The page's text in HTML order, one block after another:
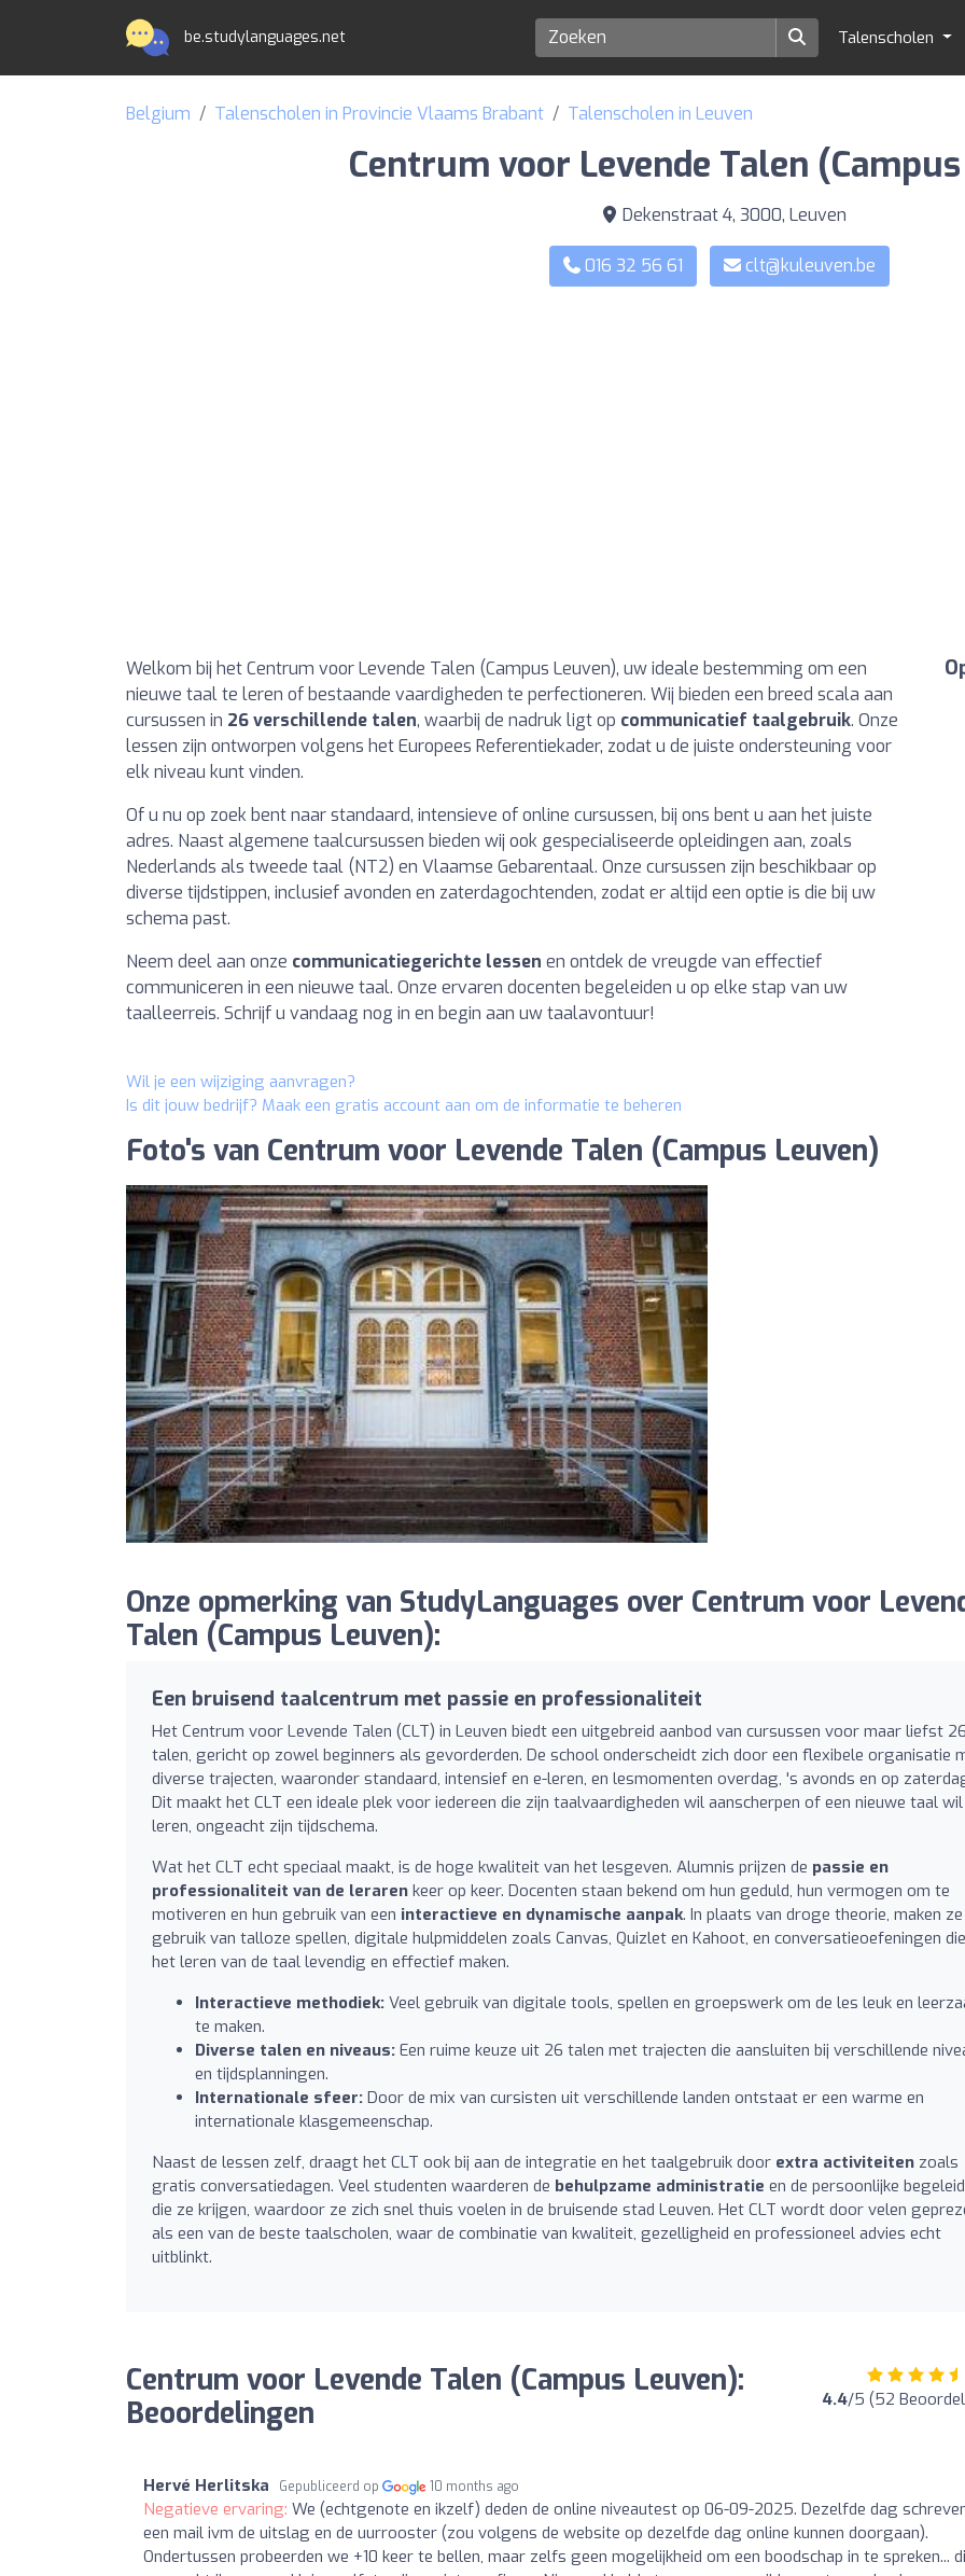
be.studylanguages.net Talenscholen
Belgium Talenscholen in Provincie Vlaams Brabant Talenscholen in Leuven
Centrum voor Levende Talen
Dekenstraat 4, 3000, Leuven
016 32 56 61 clt@kuleuven.be
Welkom bij het Centrum voor Levende Talen (Campus Leuven), uw ideale bestemming om een
nieuwe taal te leren of bestaande vaardigheden te perfectioneren. Wij bieden een breed scala aan
cursussen in 26 verschillende talen, waarbij de nadruk ligt op communicatief taalgebruik. Onze
lessen zijn ontworpen volgens het Europees Referentiekader, zodat u de juiste ondersteuning voor
elk niveau kunt vinden.
Of u nu op zoek bent naar standaard, intensieve of online cursussen, bij ons bent u aan het juiste
adres. Naast algemene taalcursussen bieden wij ook gespecialiseerde opleidingen aan, zoals
Nederlands als tweede taal (NT2) en Vlaamse Gebarentaal. Onze cursussen zijn beschikbaar op
diverse tijdstippen, inclusief avonden en zaterdagochtenden, zodat er altijd een optie is die bij uw
schema past.
Neem deel aan onze communicatiegerichte lessen en ontdek de vreugde van effectief
communiceren in een nieuwe taal. Onze ervaren docenten begeleiden u op elke stap van uw
taalleerreis. Schrijf u vandaag nog in en begin aan uw taalavontuur!
Wil je een wijziging aanvragen?
Is dit jouw bedrijf? Maak een gratis account aan om de informatie te beheren
Foto's van Centrum voor Levende Talen (Campus Leuven)
Onze opmerking van StudyLanguages over Centrum voor
Talen (Campus Leuven):
Een bruisend taalcentrum met passie en professionaliteit
Het Centrum voor Levende Talen (CLT) in Leuven biedt een uitgebreid aanbod van cursussen voor maar liefst 26
talen, gericht op zowel beginners als gevorderden. De school onderscheidt zich door een flexibele organisatie
diverse trajecten, waaronder standaard, intensief en e-leren, en lesmomenten overdag, 's avonds en op
Dit maakt het CLT een ideale plek voor iedereen die zijn taalvaardigheden wil aanscherpen of een nieuwe taal wil
leren, ongeacht zijn tijdschema.
Wat het CLT echt speciaal maakt, is de hoge kwaliteit van het lesgeven. Alumnis prijzen de passie en
professionaliteit van de leraren keer op keer. Docenten staan bekend om hun geduld, hun vermogen om te
motiveren en hun gebruik van een interactieve en dynamische aanpak. In plaats van droge theorie, maken ze
gebruik van talloze spellen, digitale hulpmiddelen zoals Canvas, Quizlet en Kahoot, en conversatieoefeningen die
het leren van de taal levendig en effectief maken.
Interactieve methodiek: Veel gebruik van digitale tools, spellen en groepswerk om de les leuk en
te maken.
Diverse talen en niveaus: Een ruime keuze uit 26 talen met trajecten die aansluiten bij verschillende
en tijdsplanningen.
Internationale sfeer: Door de mix van cursisten uit verschillende landen ontstaat er een warme en
internationale klasgemeenschap.
Naast de lessen zelf, draagt het CLT ook bij aan de integratie en het taalgebruik door extra activiteiten zoals
gratis conversatiedagen. Veel studenten waarderen de behulpzame administratie en de persoonlijke
die ze krijgen, waardoor ze zich snel thuis voelen in de bruisende stad Leuven. Het CLT wordt door velen
als een van de beste taalscholen, waar de combinatie van kwaliteit, gezelligheid en professioneel advies echt
uitblinkt.
Centrum voor Levende Talen (Campus Leuven):
Beoordelingen
4.4/5 (52
Hervé Herlitska Gepubliceerd op 10 months ago
Negatieve ervaring: We (echtgenote en ikzelf) deden de online niveautest op 06-09-2025. Dezelfde dag
een mail ivm de uitslag en de uurrooster (zou volgens de website op dezelfde dag online kunnen doorgaan).
Ondertussen probeerden we +10 keer te bellen, maar zelfs geen mogelijkheid om een boodschap in te spreken...